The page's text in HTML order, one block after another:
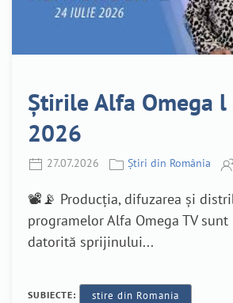
Știrile Alfa Omega
2026
27.07.2026 Știri din România
📽️📡 Producția, difuzarea și
programelor Alfa Omega TV
datorită sprijinului...
SUBIECTE: stire din Romania